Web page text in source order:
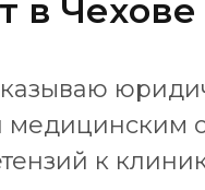
в Чехове
к